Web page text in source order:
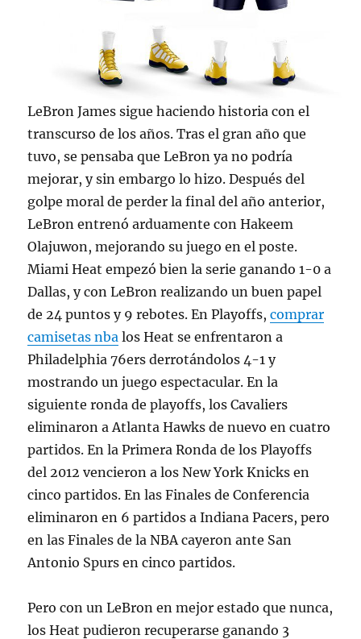
LeBron James sigue haciendo historia con el
transcurso de los años. Tras el gran año que
tuvo, se pensaba que LeBron ya no podría
mejorar, y sin embargo lo hizo. Después del
golpe moral de perder la final del año anterior,
LeBron entrenó arduamente con Hakeem
Olajuwon, mejorando su juego en el poste.
Miami Heat empezó bien la serie ganando 1-0 a
Dallas, y con LeBron realizando un buen papel
de 24 puntos y 9 rebotes. En Playoffs,comprar
camisetas nba los Heat se enfrentaron a
Philadelphia 76ers derrotándolos 4-1 y
mostrando un juego espectacular. En la
siguiente ronda de playoffs, los Cavaliers
eliminaron a Atlanta Hawks de nuevo en cuatro
partidos. En la Primera Ronda de los Playoffs
del 2012 vencieron a los New York Knicks en
cinco partidos. En las Finales de Conferencia
eliminaron en 6 partidos a Indiana Pacers, pero
en las Finales de la NBA cayeron ante San
Antonio Spurs en cinco partidos.
Pero con un LeBron en mejor estado que nunca,
los Heat pudieron recuperarse ganando 3